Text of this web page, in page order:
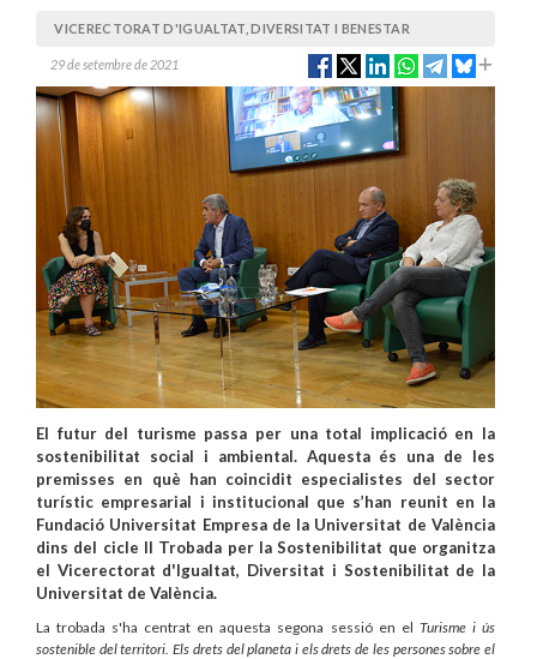
VICERECTORAT D'IGUALTAT, DIVERSITAT I BENESTAR
29 de setembre de 2021
El futur del turisme passa per una total implicació en la
sostenibilitat social i ambiental. Aquesta és una de les
premisses en què han coincidit especialistes del sector
turístic empresarial i institucional que s’han reunit en la
Fundació Universitat Empresa de la Universitat de València
dins del cicle II Trobada per la Sostenibilitat que organitza
el Vicerectorat d'Igualtat, Diversitat i Sostenibilitat de la
Universitat de València.
La trobada s'ha centrat en aquesta segona sessió en el Turisme i ús
sostenible del territori. Els drets del planeta i els drets de les persones sobre el